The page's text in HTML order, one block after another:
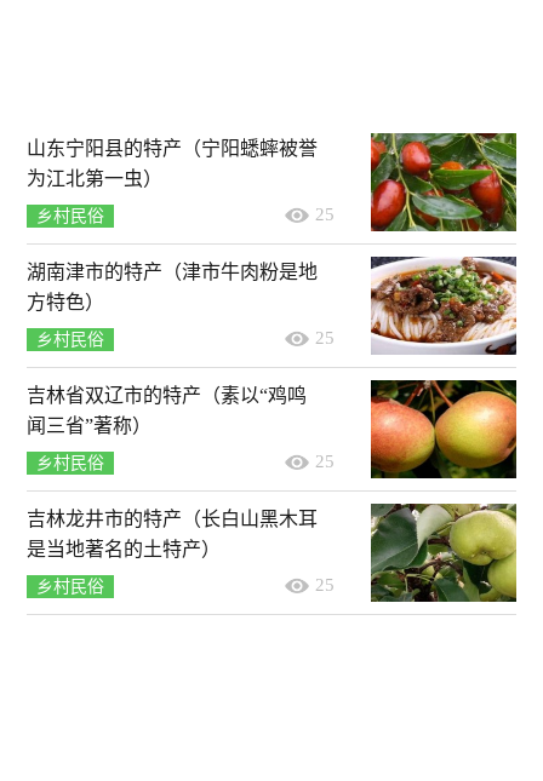
山东宁阳县的特产（宁阳蟋蟀被誉
为江北第一虫）
乡村民俗 25
湖南津市的特产（津市牛肉粉是地
方特色）
乡村民俗 25
吉林省双辽市的特产（素以“鸡鸣
闻三省”著称）
乡村民俗 25
吉林龙井市的特产（长白山黑木耳
是当地著名的土特产）
乡村民俗 25